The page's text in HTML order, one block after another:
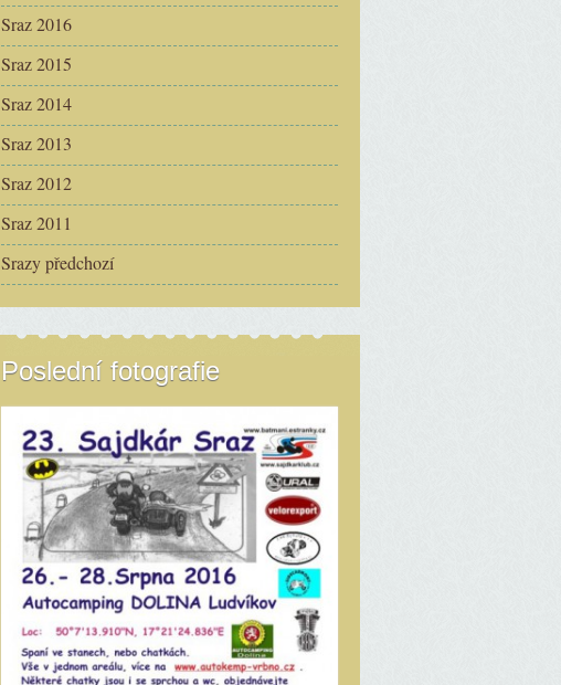
Sraz 2016
Sraz 2015
Sraz 2014
Sraz 2013
Sraz 2012
Sraz 2011
Srazy předchozí
Poslední fotografie